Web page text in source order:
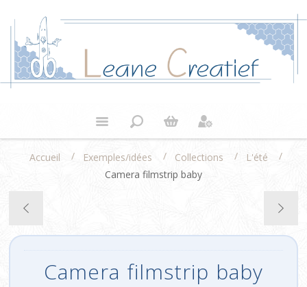
Accueil / Exemples/idées / Collections / L'été
/
Camera filmstrip baby
Camera filmstrip baby